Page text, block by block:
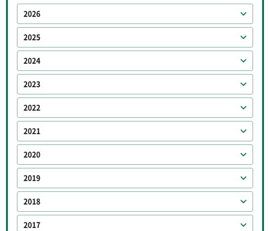
2026
2025
2024
2023
2022
2021
2020
2019
2018
2017